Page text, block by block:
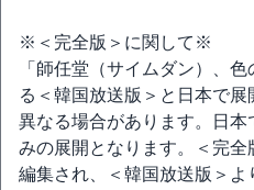
※＜完全版＞に関して※
「師任堂（サイムダン）、
る＜韓国放送版＞と日本で
異なる場合があります。日
みの展開となります。＜完
編集され、＜韓国放送版＞